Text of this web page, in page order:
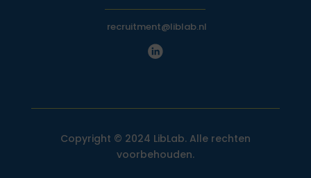
recruitment@liblab.nl
Copyright © 2024 LibLab. Alle rechten
voorbehouden.